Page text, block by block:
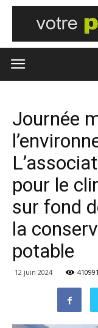
Journée
pour le
sur fond
la
potable
12 juin 2024 410991